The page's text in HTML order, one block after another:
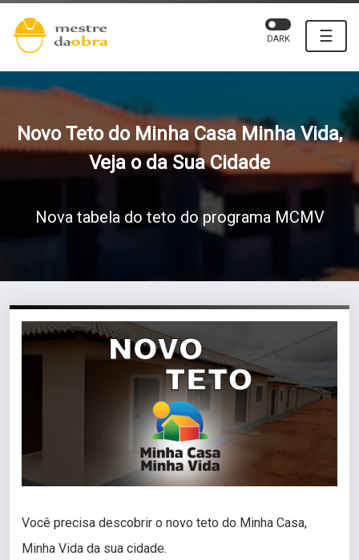
☰
DARK
Novo Teto do Minha Casa Minha Vida,
Veja o da Sua Cidade
Nova tabela do teto do programa MCMV
Você precisa descobrir o novo teto do Minha Casa,
Minha Vida da sua cidade.